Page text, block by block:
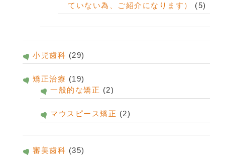
ていない為、ご紹介になります）
(5)
小児歯科 (29)
矯正治療 (19)
一般的な矯正 (2)
マウスピース矯正 (2)
審美歯科 (35)